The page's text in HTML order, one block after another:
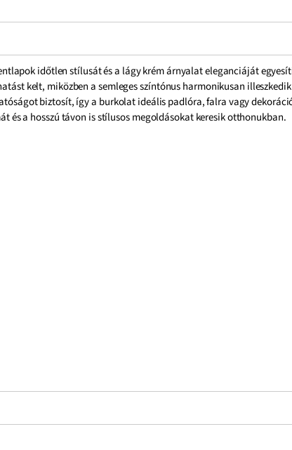
időtlen stílusát és a lágy krém árnyalat eleganciáját
kelt, miközben a semleges színtónus harmonikusan
biztosít, így a burkolat ideális padlóra, falra vagy
és a hosszú távon is stílusos megoldásokat keresik otthonukban.